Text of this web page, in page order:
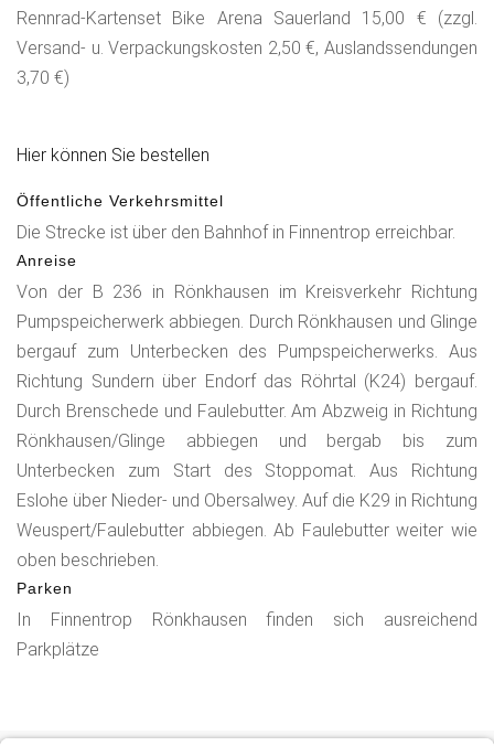
Rennrad-Kartenset Bike Arena Sauerland 15,00 € (zzgl.
Versand- u. Verpackungskosten 2,50 €, Auslandssendungen
3,70 €)
Hier können Sie bestellen
Öffentliche Verkehrsmittel
Die Strecke ist über den Bahnhof in Finnentrop erreichbar.
Anreise
Von der B 236 in Rönkhausen im Kreisverkehr Richtung
Pumpspeicherwerk abbiegen. Durch Rönkhausen und Glinge
bergauf zum Unterbecken des Pumpspeicherwerks. Aus
Richtung Sundern über Endorf das Röhrtal (K24) bergauf.
Durch Brenschede und Faulebutter. Am Abzweig in Richtung
Rönkhausen/Glinge abbiegen und bergab bis zum
Unterbecken zum Start des Stoppomat. Aus Richtung
Eslohe über Nieder- und Obersalwey. Auf die K29 in Richtung
Weuspert/Faulebutter abbiegen. Ab Faulebutter weiter wie
oben beschrieben.
Parken
In Finnentrop Rönkhausen finden sich ausreichend
Parkplätze